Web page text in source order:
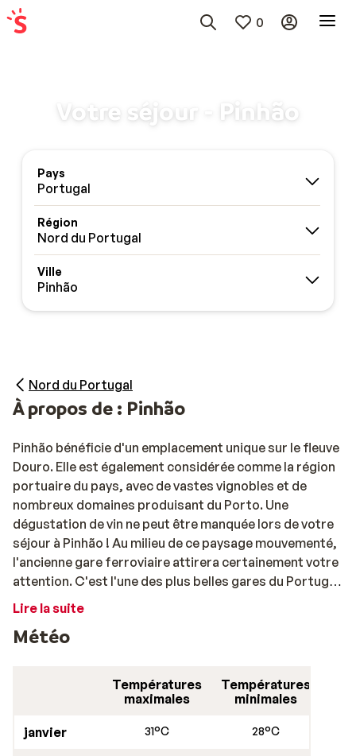
0
Votre séjour - Pinhão
Pays
Portugal
Région
Nord du Portugal
Ville
Pinhão
Nord du Portugal
À propos de : Pinhão
Pinhão bénéficie d'un emplacement unique sur le fleuve
Douro. Elle est également considérée comme la région
portuaire du pays, avec de vastes vignobles et de
nombreux domaines produisant du Porto. Une
dégustation de vin ne peut être manquée lors de votre
séjour à Pinhão ! Au milieu de ce paysage mouvementé,
l'ancienne gare ferroviaire attirera certainement votre
attention. C'est l'une des plus belles gares du Portugal,
décorée de 25 panneaux de tuiles.
Lire la suite
Météo
Températures
maximales
Températures
minimales
janvier 31°C 28°C